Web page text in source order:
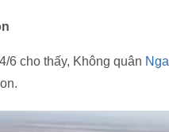
6 cho thấy, Không quân Nga